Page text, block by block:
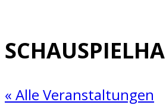
« Alle Veranstaltungen